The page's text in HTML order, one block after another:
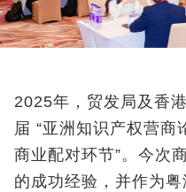
2025年，贸发局及香
届 “亚洲知识产权营商
商业配对环节”。今次
的成功经验，并作为